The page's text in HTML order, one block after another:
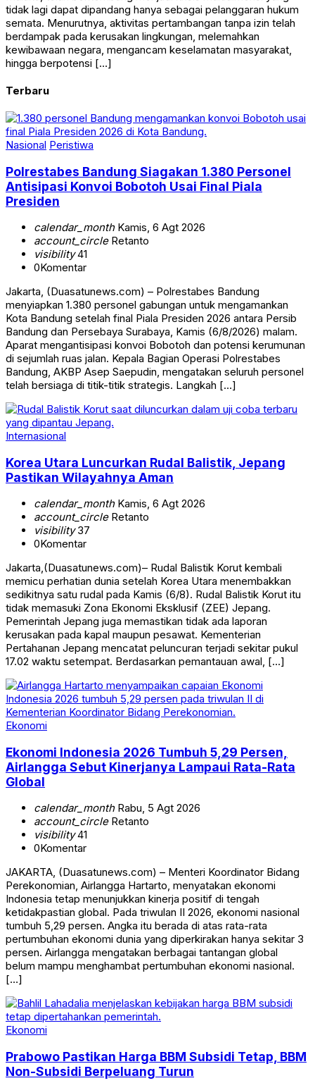
tidak lagi dapat dipandang hanya sebagai pelanggaran hukum
semata. Menurutnya, aktivitas pertambangan tanpa izin telah
berdampak pada kerusakan lingkungan, melemahkan
kewibawaan negara, mengancam keselamatan masyarakat,
hingga berpotensi […]
Terbaru
Nasional Peristiwa
Polrestabes Bandung Siagakan 1.380 Personel
Antisipasi Konvoi Bobotoh Usai Final Piala
Presiden
calendar_monthKamis, 6 Agt 2026
account_circleRetanto
visibility41
0Komentar
Jakarta, (Duasatunews.com) – Polrestabes Bandung
menyiapkan 1.380 personel gabungan untuk mengamankan
Kota Bandung setelah final Piala Presiden 2026 antara Persib
Bandung dan Persebaya Surabaya, Kamis (6/8/2026) malam.
Aparat mengantisipasi konvoi Bobotoh dan potensi kerumunan
di sejumlah ruas jalan. Kepala Bagian Operasi Polrestabes
Bandung, AKBP Asep Saepudin, mengatakan seluruh personel
telah bersiaga di titik-titik strategis. Langkah […]
Internasional
Korea Utara Luncurkan Rudal Balistik, Jepang
Pastikan Wilayahnya Aman
calendar_monthKamis, 6 Agt 2026
account_circleRetanto
visibility37
0Komentar
Jakarta,(Duasatunews.com)– Rudal Balistik Korut kembali
memicu perhatian dunia setelah Korea Utara menembakkan
sedikitnya satu rudal pada Kamis (6/8). Rudal Balistik Korut itu
tidak memasuki Zona Ekonomi Eksklusif (ZEE) Jepang.
Pemerintah Jepang juga memastikan tidak ada laporan
kerusakan pada kapal maupun pesawat. Kementerian
Pertahanan Jepang mencatat peluncuran terjadi sekitar pukul
17.02 waktu setempat. Berdasarkan pemantauan awal, […]
Ekonomi
Ekonomi Indonesia 2026 Tumbuh 5,29 Persen,
Airlangga Sebut Kinerjanya Lampaui Rata-Rata
Global
calendar_monthRabu, 5 Agt 2026
account_circleRetanto
visibility41
0Komentar
JAKARTA, (Duasatunews.com) – Menteri Koordinator Bidang
Perekonomian, Airlangga Hartarto, menyatakan ekonomi
Indonesia tetap menunjukkan kinerja positif di tengah
ketidakpastian global. Pada triwulan II 2026, ekonomi nasional
tumbuh 5,29 persen. Angka itu berada di atas rata-rata
pertumbuhan ekonomi dunia yang diperkirakan hanya sekitar 3
persen. Airlangga mengatakan berbagai tantangan global
belum mampu menghambat pertumbuhan ekonomi nasional.
[…]
Ekonomi
Prabowo Pastikan Harga BBM Subsidi Tetap, BBM
Non-Subsidi Berpeluang Turun